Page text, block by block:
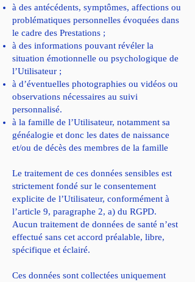
à des antécédents, symptômes, affections ou
problématiques personnelles évoquées dans
le cadre des Prestations ;
à des informations pouvant révéler la
situation émotionnelle ou psychologique de
l’Utilisateur ;
à d’éventuelles photographies ou vidéos ou
observations nécessaires au suivi
personnalisé.
à la famille de l’Utilisateur, notamment sa
généalogie et donc les dates de naissance
et/ou de décès des membres de la famille
Le traitement de ces données sensibles est
strictement fondé sur le consentement
explicite de l’Utilisateur, conformément à
l’article 9, paragraphe 2, a) du RGPD.
Aucun traitement de données de santé n’est
effectué sans cet accord préalable, libre,
spécifique et éclairé.
Ces données sont collectées uniquement